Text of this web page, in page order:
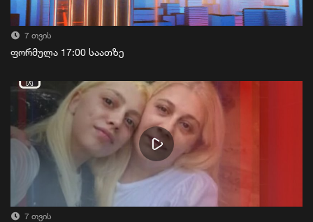
7 თვის
ფორმულა 17:00 საათზე
7 თვის